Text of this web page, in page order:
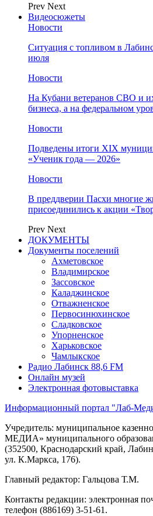
Prev Next
Видеосюжеты
Новости
Ситуация с топливом в
июля
Новости
На Кубани ветеранов СВО и
бизнеса, а на федеральном
Новости
Подведены итоги XIX
«Ученик года — 2026»
Новости
В преддверии Пасхи многие
присоединились к акции
Prev Next
ДОКУМЕНТЫ
Документы поселений
Ахметовское
Владимирское
Зассовское
Каладжинское
Отважненское
Первосинюхинское
Сладковское
Упорненское
Харьковское
Чамлыкское
Радио Лабинск 88,6 FM
Онлайн музей
Электронная фотовыставка
Информационный портал "Лаб-
Учредитель: муниципальное
МЕДИА» муниципального
(352500, Краснодарский край,
ул. К.Маркса, 176).
Главный редактор: Гальцова Т.М.
Контакты редакции: электронная
телефон (886169) 3-51-61.